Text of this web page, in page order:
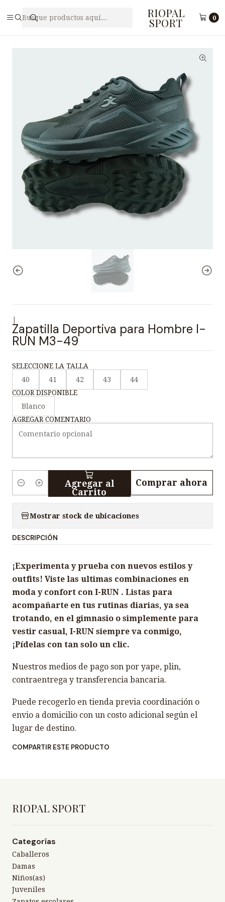
RIOPAL
SPORT 0
Zapatilla Deportiva para Hombre I-RUN M3-49
Zapatilla Deportiva para Hombre I-
RUN M3-49
SELECCIONE LA TALLA
40
41 42 43
44
COLOR DISPONIBLE
Blanco
AGREGAR COMENTARIO
i
a
d
Agregar al
Carrito
Comprar ahora
Mostrar stock de ubicaciones
DESCRIPCIÓN
¡Experimenta y prueba con nuevos estilos y
outfits! Viste las ultimas combinaciones en
moda y confort con I-RUN . Listas para
acompañarte en tus rutinas diarias, ya sea
trotando, en el gimnasio o simplemente para
vestir casual, I-RUN siempre va conmigo,
¡Pídelas con tan solo un clic.
Nuestros medios de pago son por yape, plin,
contraentrega y transferencia bancaria.
Puede recogerlo en tienda previa coordinación o
envio a domicilio con un costo adicional según el
lugar de destino.
COMPARTIR ESTE PRODUCTO
RIOPAL SPORT
Categorías
Caballeros
Damas
Niños(as)
Juveniles